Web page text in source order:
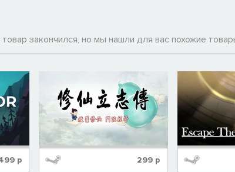
закончился, но мы нашли для вас похожие
р 299 р